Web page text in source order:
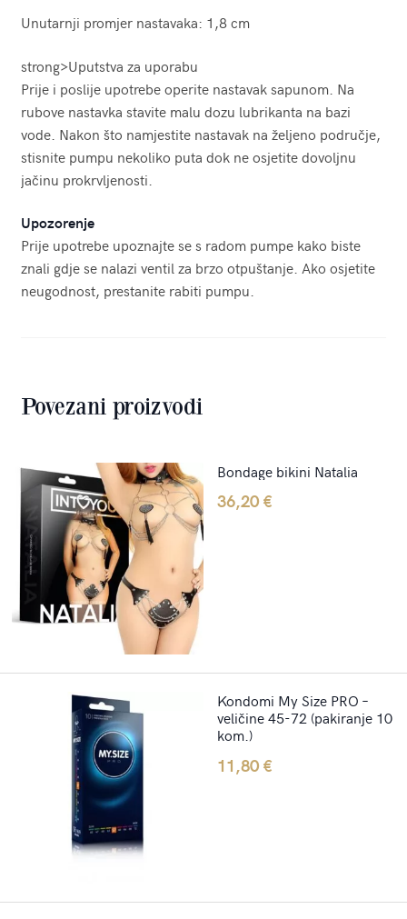
Unutarnji promjer nastavaka: 1,8 cm
strong>Uputstva za uporabu
Prije i poslije upotrebe operite nastavak sapunom. Na
rubove nastavka stavite malu dozu lubrikanta na bazi
vode. Nakon što namjestite nastavak na željeno područje,
stisnite pumpu nekoliko puta dok ne osjetite dovoljnu
jačinu prokrvljenosti.
Upozorenje
Prije upotrebe upoznajte se s radom pumpe kako biste
znali gdje se nalazi ventil za brzo otpuštanje. Ako osjetite
neugodnost, prestanite rabiti pumpu.
Povezani proizvodi
Bondage bikini Natalia
36,20€
Kondomi My Size PRO –
veličine 45-72 (pakiranje 10
kom.)
11,80€